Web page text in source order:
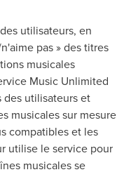
utilisateurs, en
pas » des titres
musicales
Music Unlimited
des utilisateurs et
musicales sur mesure
compatibles et les
utilise le service pour
musicales se